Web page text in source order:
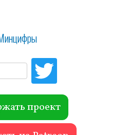
r
проект